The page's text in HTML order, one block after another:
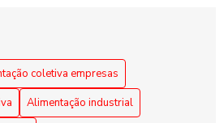
Empresas: Benefícios e Dicas
em Empresas: Benefícios e
coletiva empresas
Alimentação industrial